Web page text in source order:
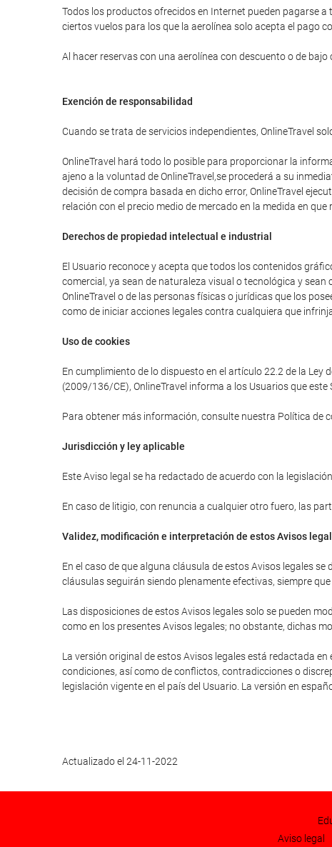
Todos los productos ofrecidos en Internet pueden pagarse a
ciertos vuelos para los que la aerolínea solo acepta el pago
Al hacer reservas con una aerolínea con descuento o de
Exención de responsabilidad
Cuando se trata de servicios independientes, OnlineTravel
OnlineTravel hará todo lo posible para proporcionar la
ajeno a la voluntad de OnlineTravel,se procederá a su
decisión de compra basada en dicho error, OnlineTravel
relación con el precio medio de mercado en la medida en
Derechos de propiedad intelectual e industrial
El Usuario reconoce y acepta que todos los contenidos
comercial, ya sean de naturaleza visual o tecnológica y
OnlineTravel o de las personas físicas o jurídicas que los
como de iniciar acciones legales contra cualquiera que
Uso de cookies
En cumplimiento de lo dispuesto en el artículo 22.2 de la Ley
(2009/136/CE), OnlineTravel informa a los Usuarios que este
Para obtener más información, consulte nuestra Política de
Jurisdicción y ley aplicable
Este Aviso legal se ha redactado de acuerdo con la
En caso de litigio, con renuncia a cualquier otro fuero, las
Validez, modificación e interpretación de estos Avisos
En el caso de que alguna cláusula de estos Avisos legales
cláusulas seguirán siendo plenamente efectivas, siempre
Las disposiciones de estos Avisos legales solo se pueden
como en los presentes Avisos legales; no obstante, dichas
La versión original de estos Avisos legales está redactada
condiciones, así como de conflictos, contradicciones o
legislación vigente en el país del Usuario. La versión en
Actualizado el 24-11-2022
Aviso legal